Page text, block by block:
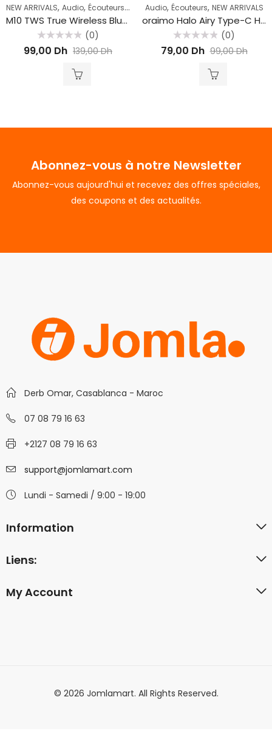
NEW ARRIVALS, Audio, Écouteurs Bluetooth
M10 TWS True Wireless Bluetooth EarbudsTouch Earbuds headphone BT 5.1
0
(0)
99,00 Dh 139,00Dh
Audio, Écouteurs, NEW ARRIVALS
oraimo Halo Airy Type-C Half In-ear Wired Headphones OEP-650
0
(0)
79,00 Dh 99,00Dh
Abonnez-vous à notre Newsletter
Abonnez-vous aujourd'hui et recevez des offres spéciales,
des coupons et des actualités.
Derb Omar, Casablanca - Maroc
07 08 79 16 63
+2127 08 79 16 63
support@jomlamart.com
Lundi - Samedi / 9:00 - 19:00
Information
Liens:
My Account
© 2026 Jomlamart. All Rights Reserved.